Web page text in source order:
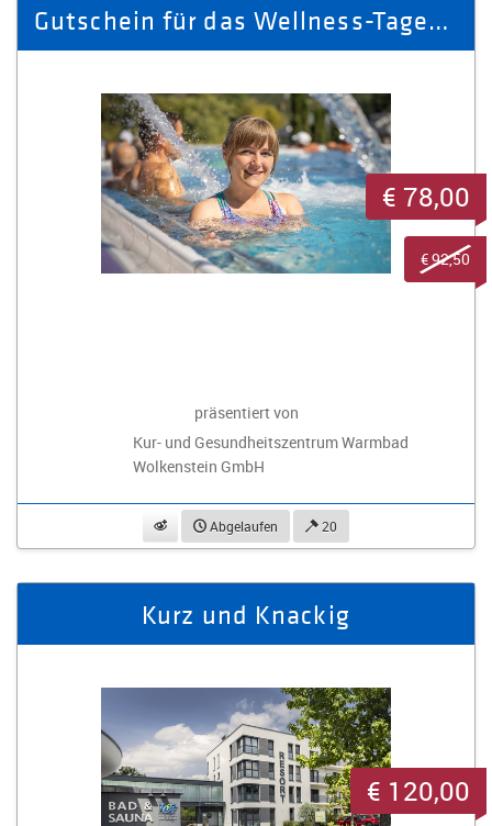
Gutschein für das Wellness-Tagespaket "Süße Verführung" für 1 Person
präsentiert von
Kur- und Gesundheitszentrum Warmbad
Wolkenstein GmbH
beobachtenAbgelaufen 20
€ 78,00
€ 92,50
Kurz und Knackig
€ 120,00